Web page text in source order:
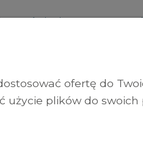
zamówienia
plików cookies
ofertę do
użycie plików do swoich